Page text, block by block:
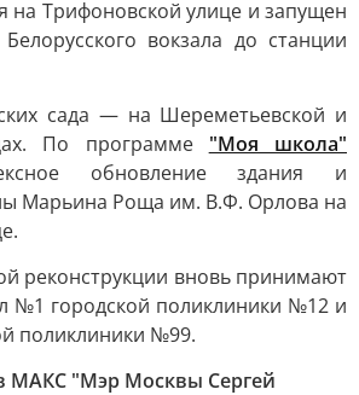
на Трифоновской улице и запущен
вокзала до станции
сада — на Шереметьевской и
По программе "Моя школа"
обновление здания и
Марьина Роща им. В.Ф. Орлова на
реконструкции вновь принимают
№1 городской поликлиники №12 и
поликлиники №99.
МАКС "Мэр Москвы Сергей